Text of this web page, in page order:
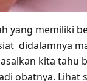
yang memiliki
didalamnya
kita tahu
obatnya. Lihat